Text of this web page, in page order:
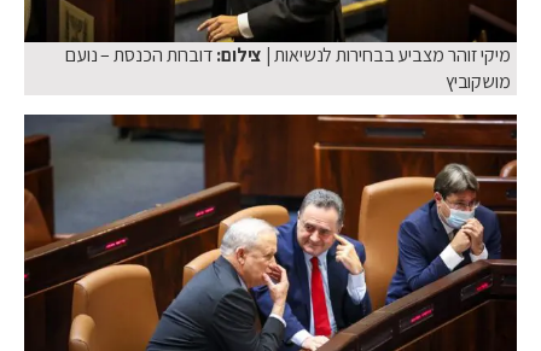
מיקי זוהר מצביע בבחירות לנשיאות| צילום:דוברות הכנסת – נועם
מושקוביץ